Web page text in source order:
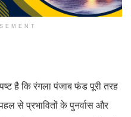
है कि रंगला पंजाब फंड पूरी तरह
से प्रभावितों के पुनर्वास और